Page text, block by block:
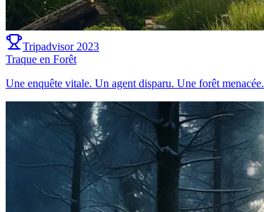
Tripadvisor 2023
Traque en Forêt
Une enquête vitale. Un agent disparu. Une forêt menacée.